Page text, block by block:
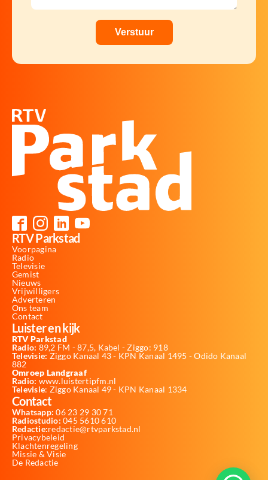
RTV Parkstad
Voorpagina
Radio
Televisie
Gemist
Nieuws
Vrijwilligers
Adverteren
Ons team
Contact
Luister en kijk
RTV Parkstad
Radio: 89,2 FM - 87,5, Kabel - Ziggo: 918
Televisie: Ziggo Kanaal 43 - KPN Kanaal 1495 - Odido Kanaal
882
Omroep Landgraaf
Radio: www.luistertipfm.nl
Televisie: Ziggo Kanaal 49 - KPN Kanaal 1334
Contact
Whatsapp: 06 23 29 30 71
Radiostudio: 045 5610 610
Redactie:redactie@rtvparkstad.nl
Privacybeleid
Klachtenregeling
Missie & Visie
De Redactie